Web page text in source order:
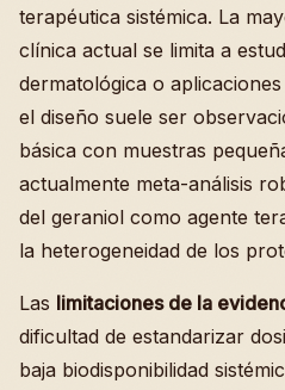
terapéutica sistémica. La
clínica actual se limita a
dermatológica o
el diseño suele ser
básica con muestras
actualmente meta-análisis
del geraniol como agente
la heterogeneidad de los
Las limitaciones de la
dificultad de estandarizar
baja biodisponibilidad